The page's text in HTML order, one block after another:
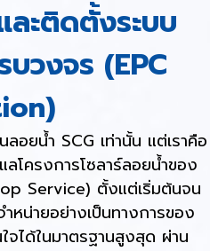
ะติดตั้งระบบ
วงจร (EPC
ลอยน้ำ SCG เท่านั้น แต่เราคือ
ครงการโซลาร์ลอยน้ำของ
Service) ตั้งแต่เริ่มต้นจน
หน่ายอย่างเป็นทางการของ
ได้ในมาตรฐานสูงสุด ผ่าน